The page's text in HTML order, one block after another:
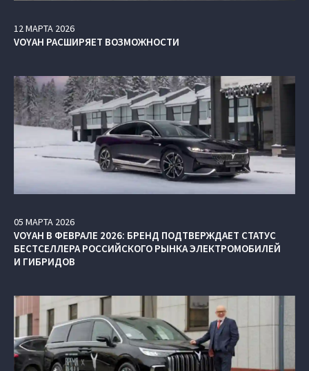
12МАРТА 2026
VOYAH РАСШИРЯЕТ ВОЗМОЖНОСТИ
05 МАРТА 2026
VOYAH В ФЕВРАЛЕ 2026: БРЕНД ПОДТВЕРЖДАЕТ СТАТУС
БЕСТСЕЛЛЕРА РОССИЙСКОГО РЫНКА ЭЛЕКТРОМОБИЛЕЙ
И ГИБРИДОВ